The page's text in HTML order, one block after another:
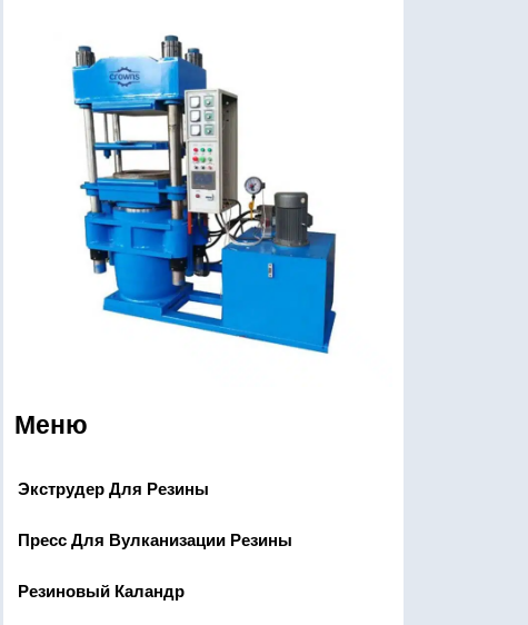
Меню
Экструдер Для Резины
Пресс Для Вулканизации Резины
Резиновый Каландр